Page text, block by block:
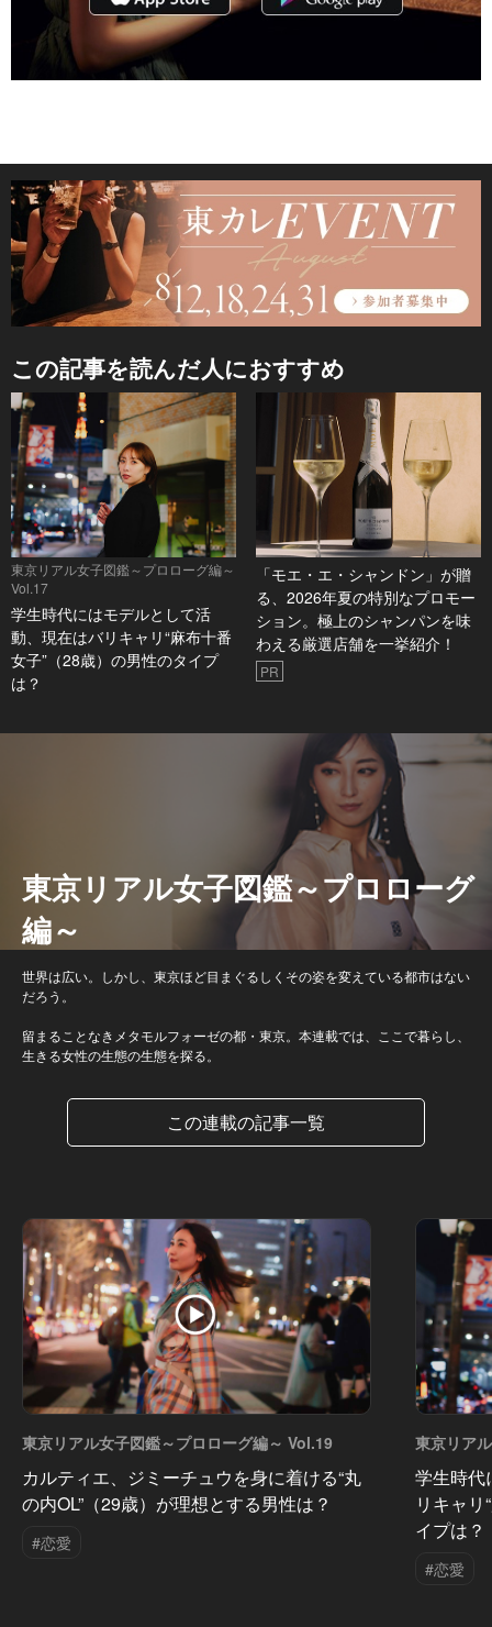
この記事を読んだ人におすすめ
東京リアル女子図鑑～プロローグ編～
Vol.17
学生時代にはモデルとして活
動、現在はバリキャリ“麻布十番
女子”（28歳）の男性のタイプ
は？
「モエ・エ・シャンドン」が贈
る、2026年夏の特別なプロモー
ション。極上のシャンパンを味
わえる厳選店舗を一挙紹介！
PR
東京リアル女子図鑑～プロローグ
編～
世界は広い。しかし、東京ほど目まぐるしくその姿を変えている都市はない
だろう。
留まることなきメタモルフォーゼの都・東京。本連載では、ここで暮らし、
生きる女性の生態の生態を探る。
この連載の記事一覧
東京リアル女子図鑑～プロローグ編～ Vol.19
カルティエ、ジミーチュウを身に着ける“丸
の内OL”（29歳）が理想とする男性は？
#恋愛
東京リア
学生時代
リキャ
イプは？
#恋愛